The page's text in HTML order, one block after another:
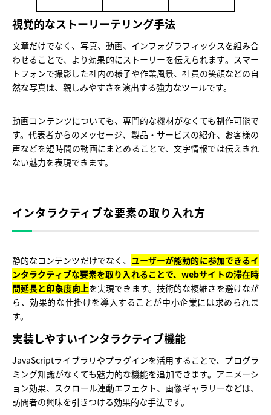
視覚的なストーリーテリング手法
文章だけでなく、写真、動画、インフォグラフィックスを組み合
わせることで、より効果的にストーリーを伝えられます。スマー
トフォンで撮影した社内の様子や作業風景、社員の笑顔などの自
然な写真は、親しみやすさを演出する強力なツールです。
動画コンテンツについても、専門的な機材がなくても制作可能で
す。代表者からのメッセージ、製品・サービスの紹介、お客様の
声などを短時間の動画にまとめることで、文字情報では伝えきれ
ない魅力を表現できます。
インタラクティブな要素の取り入れ方
静的なコンテンツだけでなく、 ユーザーが能動的に参加できるイ
ンタラクティブな要素を取り入れることで、webサイトの滞在時
間延長と印象度向上を実現できます。技術的な複雑さを避けなが
ら、効果的な仕掛けを導入することが中小企業には求められま
す。
実装しやすいインタラクティブ機能
JavaScriptライブラリやプラグインを活用することで、プログラ
ミング知識がなくても魅力的な機能を追加できます。アニメーシ
ョン効果、スクロール連動エフェクト、画像ギャラリーなどは、
訪問者の興味を引きつける効果的な手法です。